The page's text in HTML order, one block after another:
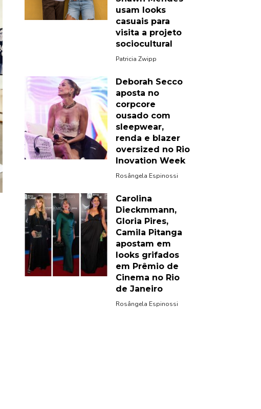
usam looks
casuais para
visita a projeto
sociocultural
Patricia Zwipp
Deborah Secco
aposta no
corpcore
ousado com
sleepwear,
renda e blazer
oversized no Rio
Inovation Week
Rosângela Espinossi
Carolina
Dieckmmann,
Gloria Pires,
Camila Pitanga
apostam em
looks grifados
em Prêmio de
Cinema no Rio
de Janeiro
Rosângela Espinossi